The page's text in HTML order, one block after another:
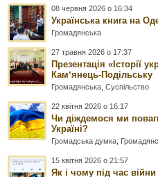
08 червня 2026 о 16:34
Українська книга на
Громадянська
27 травня 2026 о 17:37
Презентація «Історії
Камʼянець-Подільську
Громадянська ,Суспільство
22 квітня 2026 о 16:17
Чи діждемося ми
Україні?
Громадська думка
15 квітня 2026 о 21:57
Як і чому під час